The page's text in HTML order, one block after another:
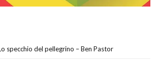
specchio del pellegrino – Ben Pastor